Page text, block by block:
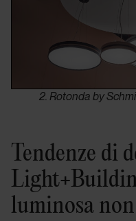
2. Rotonda by
Tendenze di
luminosa